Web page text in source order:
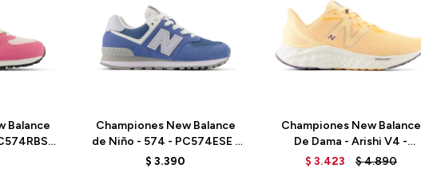
Balance
-
Championes New Balance
de Niño - 574 - PC574ESE -
HERON BLUE
$ 3.390
Championes New Balance
De Dama - Arishi V4 -
WARISCS4 - SOLAR FLARE
$ 3.423 $4.890